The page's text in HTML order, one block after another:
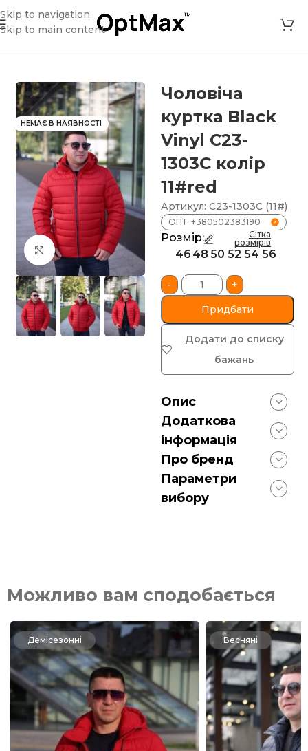
Skip to navigation
Skip to main content
Чоловіча куртка Black Vinyl С23-1303С колір 11#red
НЕМАЄ В НАЯВНОСТІ
Клацніть, щоб збільшити
Чоловіча
куртка Black
Vinyl С23-
1303С колір
11#red
Артикул: С23-1303С (11#)
ОПТ: +380502383190
Розмір:
Сітка
розмірів
46 48 50 52 54 56
-
+
Придбати
Додати до списку
бажань
Опис
Додаткова
інформація
Про бренд
Параметри
вибору
Можливо вам сподобається
Демісезонні Весняні